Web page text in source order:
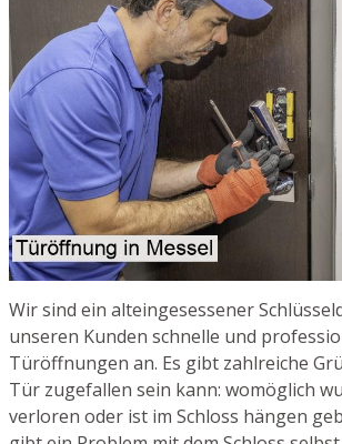
Wir sind ein alteingesessener
unseren Kunden schnelle und
Türöffnungen an. Es gibt zahlreiche
Tür zugefallen sein kann: womöglich
verloren oder ist im Schloss hängen